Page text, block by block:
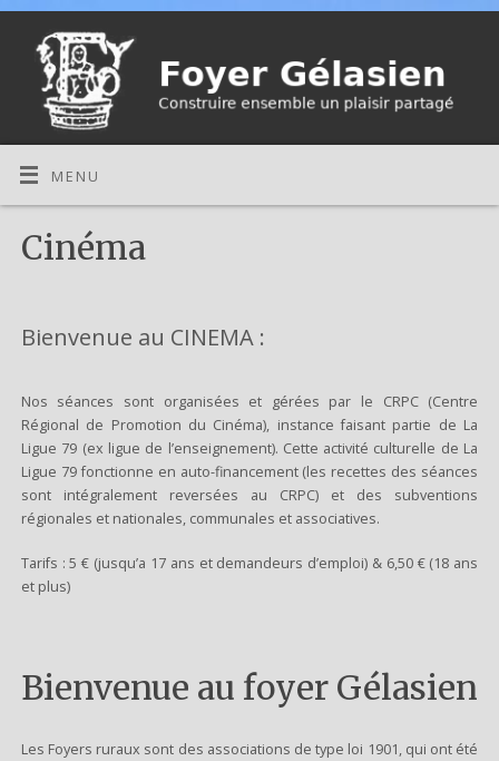
MENU
Cinéma
Bienvenue au CINEMA :
Nos séances sont organisées et gérées par le CRPC (Centre
Régional de Promotion du Cinéma), instance faisant partie de La
Ligue 79 (ex ligue de l’enseignement). Cette activité culturelle de La
Ligue 79 fonctionne en auto-financement (les recettes des séances
sont intégralement reversées au CRPC) et des subventions
régionales et nationales, communales et associatives.
Tarifs : 5 € (jusqu’a 17 ans et demandeurs d’emploi) & 6,50 € (18 ans
et plus)
Bienvenue au foyer Gélasien
Les Foyers ruraux sont des associations de type loi 1901, qui ont été